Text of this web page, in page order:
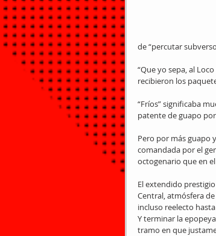
de “percutar
“Que yo sepa, al
recibieron los
“Fríos” significaba
patente de guapo
Pero por más guapo
comandada por el
octogenario que en
El extendido
Central, atmósfera
incluso reelecto
Y terminar la
tramo en que